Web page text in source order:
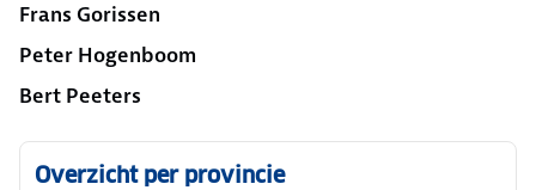
Frans Gorissen
Peter Hogenboom
Bert Peeters
Overzicht per provincie